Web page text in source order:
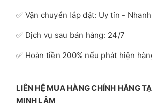
✅ Vận chuyển lắp đặt: Uy tín -
✅ Dịch vụ sau bán hàng: 24/7
✅ Hoàn tiền 200% nếu phát hiện
LIÊN HỆ MUA HÀNG CHÍNH HÃNG
MINH LÂM